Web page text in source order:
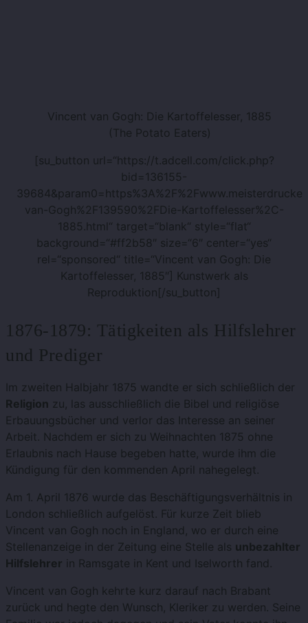
Vincent van Gogh: Die Kartoffelesser, 1885
(The Potato Eaters)
[su_button url=“https://t.adcell.com/click.php?
bid=136155-
van-Gogh%2F139590%2FDie-Kartoffelesser%2C-
1885.html“ target=“blank“ style=“flat“
background=“#ff2b58″ size=“6″ center=“yes“
rel=“sponsored“ title=“Vincent van Gogh: Die
Kartoffelesser, 1885″] Kunstwerk als
Reproduktion[/su_button]
1876-1879: Tätigkeiten als Hilfslehrer
und Prediger
Im zweiten Halbjahr 1875 wandte er sich schließlich der
Religion zu, las ausschließlich die Bibel und religiöse
Erbauungsbücher und verlor das Interesse an seiner
Arbeit. Nachdem er sich zu Weihnachten 1875 ohne
Erlaubnis nach Hause begeben hatte, wurde ihm die
Kündigung für den kommenden April nahegelegt.
Am 1. April 1876 wurde das Beschäftigungsverhältnis in
London schließlich aufgelöst. Für kurze Zeit blieb
Vincent van Gogh noch in England, wo er durch eine
Stellenanzeige in der Zeitung eine Stelle als unbezahlter
Hilfslehrer in Ramsgate in Kent und Iselworth fand.
Vincent van Gogh kehrte kurz darauf nach Brabant
zurück und hegte den Wunsch, Kleriker zu werden. Seine